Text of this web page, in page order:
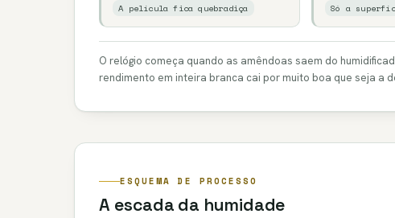
A película fica quebradiça
Só a
O relógio começa quando as amêndoas saem do
rendimento em inteira branca cai por muito boa que seja a
ESQUEMA DE PROCESSO
A escada da humidade